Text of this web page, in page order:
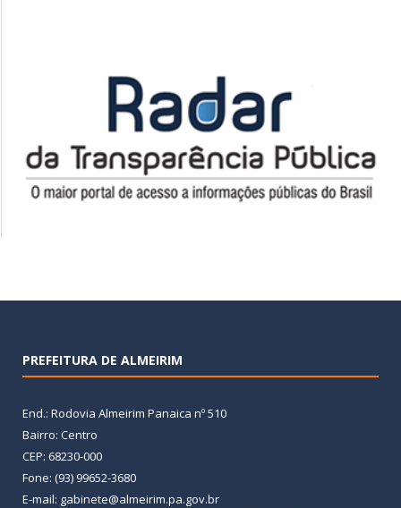
PREFEITURA DE ALMEIRIM
End.: Rodovia Almeirim Panaica nº 510
Bairro: Centro
CEP: 68230-000
Fone: (93) 99652-3680
E-mail: gabinete@almeirim.pa.gov.br